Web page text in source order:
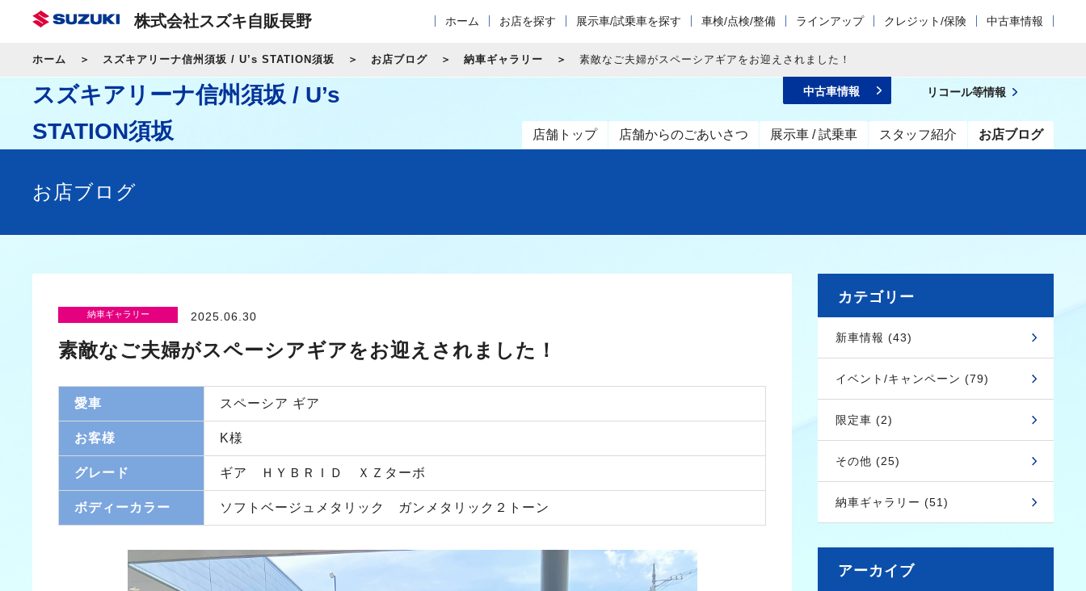
株式会社スズキ自販長野 ホーム お店を探す 展示車/試乗車を探す 車検/点検/整備 ラインアップ クレジット/保険 中古車情報
ホーム スズキアリーナ信州須坂 / U’s STATION須坂 お店ブログ 納車ギャラリー 素敵なご夫婦がスペーシアギアをお迎えされました！
スズキアリーナ信州須坂 / U’s
STATION須坂
店舗トップ 店舗からのごあいさつ 展示車 / 試乗車 スタッフ紹介 お店ブログ
中古車情報 リコール等情報
お店ブログ
納車ギャラリー 2025.06.30
素敵なご夫婦がスペーシアギアをお迎えされました！
愛車 スペーシア ギア
お客様 K様
グレード ギア ＨＹＢＲＩＤ ＸＺターボ
ボディーカラー ソフトベージュメタリック ガンメタリック２トーン
カテゴリー
新車情報 (43)
イベント/キャンペーン (79)
限定車 (2)
その他 (25)
納車ギャラリー (51)
アーカイブ